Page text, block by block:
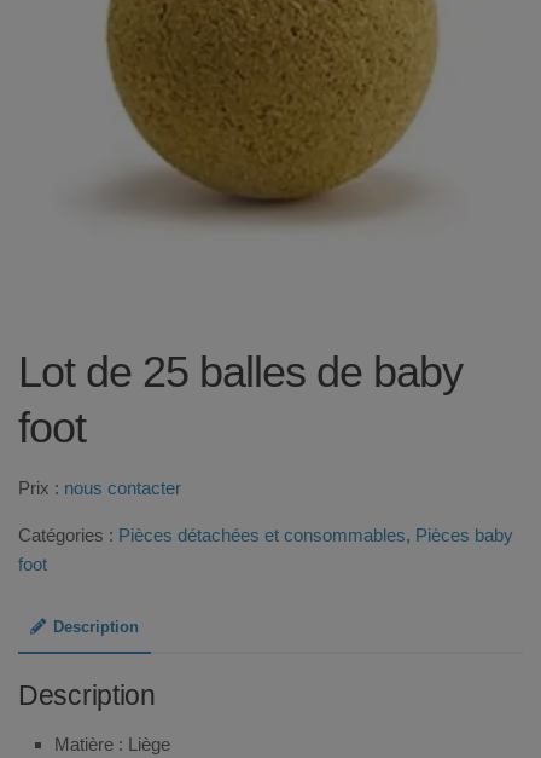
Lot de 25 balles de baby
foot
Prix : nous contacter
Catégories : Pièces détachées et consommables, Pièces baby
foot
Description
Description
Matière : Liège